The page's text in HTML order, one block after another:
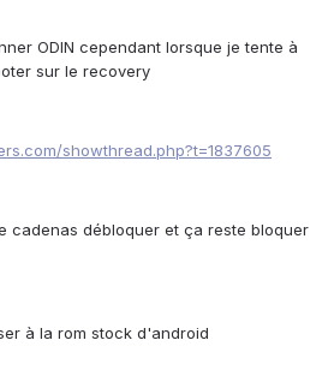
ODIN cependant lorsque je tente à
sur le recovery
showthread.php?t=1837605
cadenas débloquer et ça reste bloquer
à la rom stock d'android